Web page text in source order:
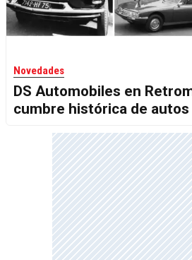
Novedades
DS Automobiles en
cumbre histórica de